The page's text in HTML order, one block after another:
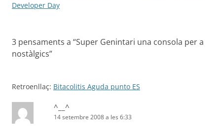
per
Developer Day
3 pensaments a “Super Genintari una consola per a
nostàlgics”
Retroenllaç: Bitacolitis Aguda punto ES
^__^
14 setembre 2008 a les 6:33